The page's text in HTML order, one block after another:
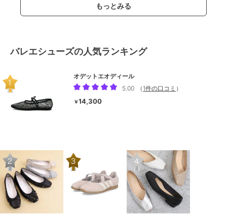
もっとみる
バレエシューズの人気ランキング
オデットエオディール
5.00
（ 1件の口コミ ）
￥14,300